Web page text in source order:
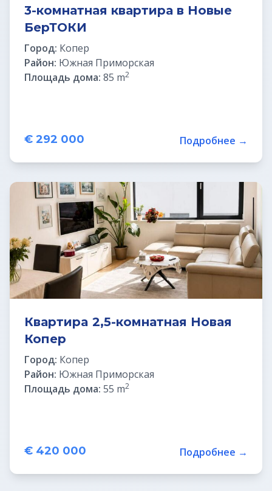
3-комнатная квартира в Новые
БерТОКИ
Город: Копер
Район: Южная Приморская
Площадь дома: 85 m2
€ 292 000 Подробнее →
Квартирa 2,5-комнатная Новая
Копер
Город: Копер
Район: Южная Приморская
Площадь дома: 55 m2
€ 420 000 Подробнее →